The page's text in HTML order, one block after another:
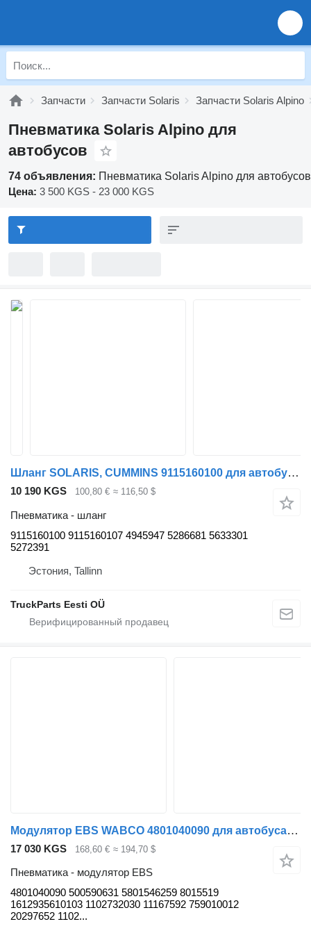
Запчасти Запчасти Solaris Запчасти Solaris Alpino
Пневматика Solaris Alpino для
автобусов
74 объявления: Пневматика Solaris Alpino для автобусов
Цена: 3 500 KGS - 23 000 KGS
Шланг SOLARIS, CUMMINS 9115160100 для автобуса Solaris Urbino, Alpino, Vacanza (1999-)
10 190 KGS 100,80 € ≈ 116,50 $
Пневматика - шланг
9115160100 9115160107 4945947 5286681 5633301
5272391
Эстония, Tallinn
TruckParts Eesti OÜ
Модулятор EBS WABCO 4801040090 для автобуса Solaris Urbino, Alpino, Vacanza (1999-)
17 030 KGS 168,60 € ≈ 194,70 $
Пневматика - модулятор EBS
4801040090 500590631 5801546259 8015519
1612935610103 1102732030 11167592 759010012
20297652 1102...